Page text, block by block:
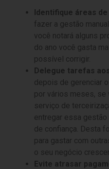
Identifique áreas
fazer a gestão
você notará alguns
do ano você gasta
possível corrigir.
Delegue tarefas
depois de gerenciar
por vários meses, se
serviço de
entregar essa gestão
de confiança. Desta
para gastar com
o seu negócio
Evite atrasar